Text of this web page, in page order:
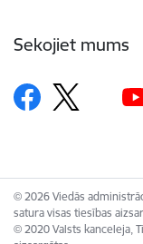
Sekojiet mums
© 2026 Viedās
satura visas tiesības
© 2020 Valsts kanceleja,